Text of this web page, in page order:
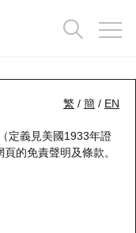
繁 / 簡 / EN
定義見美國1933年證
頁的免責聲明及條款。
股